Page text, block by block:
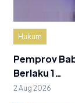
Hukum
Pemprov
Berlaku 1…
2 Aug 2026